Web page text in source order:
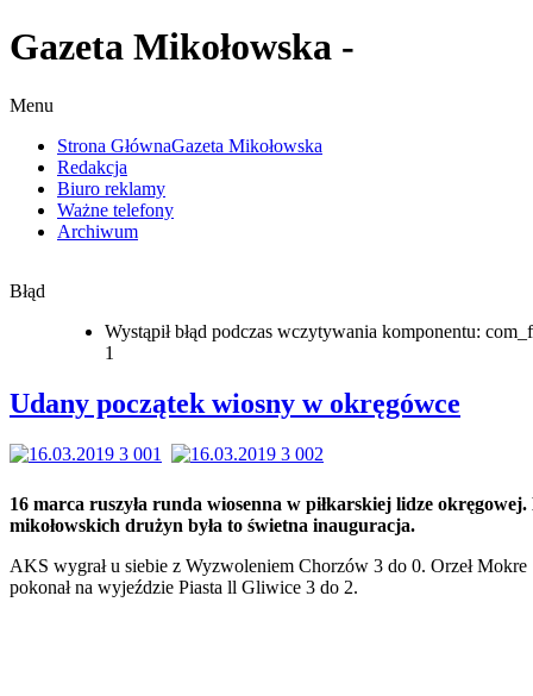
Gazeta Mikołowska -
Menu
Strona GłównaGazeta Mikołowska
Redakcja
Biuro reklamy
Ważne telefony
Archiwum
Błąd
Wystąpił błąd podczas wczytywania komponentu:
1
Udany początek wiosny w okręgówce
16 marca ruszyła runda wiosenna w piłkarskiej lidze okręgowej.
mikołowskich drużyn była to świetna inauguracja.
AKS wygrał u siebie z Wyzwoleniem Chorzów 3 do 0. Orzeł Mokre
pokonał na wyjeździe Piasta ll Gliwice 3 do 2.